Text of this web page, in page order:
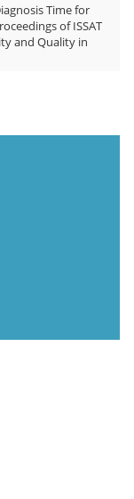
Time for
of ISSAT
and Quality in